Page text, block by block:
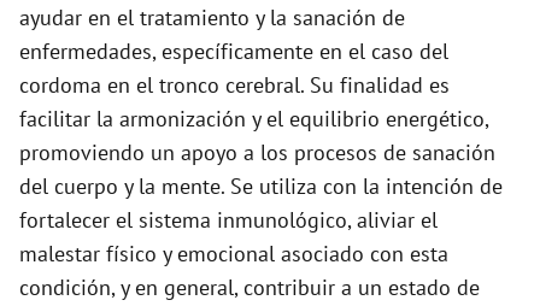
ayudar en el tratamiento y la sanación de
enfermedades, específicamente en el caso del
cordoma en el tronco cerebral. Su finalidad es
facilitar la armonización y el equilibrio energético,
promoviendo un apoyo a los procesos de sanación
del cuerpo y la mente. Se utiliza con la intención de
fortalecer el sistema inmunológico, aliviar el
malestar físico y emocional asociado con esta
condición, y en general, contribuir a un estado de